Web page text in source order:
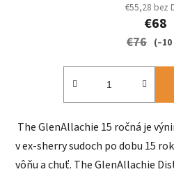
€55,28 bez
€68
€76 (–10
The GlenAllachie 15 ročná je
v ex-sherry sudoch po dobu 15
vôňu a chuť. The GlenAllachie